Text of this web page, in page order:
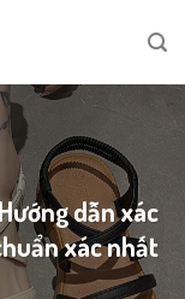
dẫn xác
xác nhất